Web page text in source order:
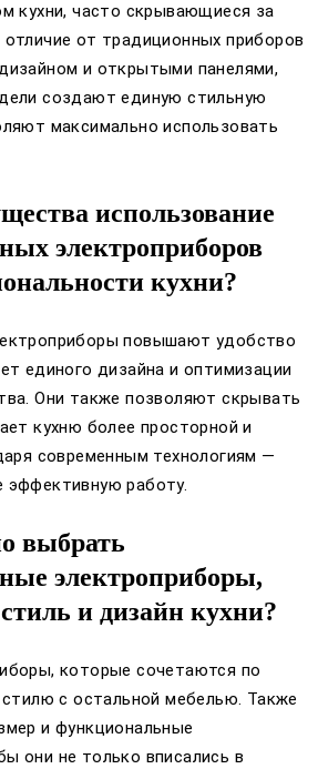
кухни, часто скрывающиеся за
от традиционных приборов
и открытыми панелями,
создают единую стильную
максимально использовать
использование
электроприборов
кухни?
повышают удобство
единого дизайна и оптимизации
Они также позволяют скрывать
кухню более просторной и
современным технологиям —
эффективную работу.
выбрать
электроприборы,
и дизайн кухни?
которые сочетаются по
с остальной мебелью. Также
и функциональные
они не только вписались в